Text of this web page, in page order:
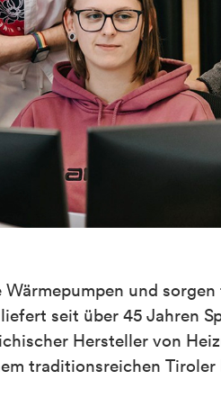
und
seit über 45 Jahren
Hersteller von
traditionsreichen